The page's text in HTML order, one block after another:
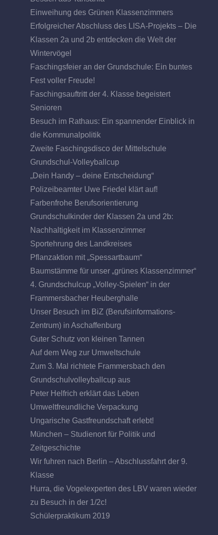
Einweihung des Grünen Klassenzimmers
Erfolgreicher Abschluss des LISA-Projekts – Die
Klassen 2a und 2b entdecken die Welt der
Wintervögel
Faschingsfeier an der Grundschule: Ein buntes
Fest voller Freude!
Faschingsauftritt der 4. Klasse begeistert
Senioren
Besuch im Rathaus: Ein spannender Einblick in
die Kommunalpolitik
Zweite Faschingsdisco der Mittelschule
Grundschul-Volleyballcup
„Dein Handy – deine Entscheidung“
Polizeibeamter Uwe Friedel klärt auf!
Farbenfrohe Berufsorientierung
Grundschulkinder der Klassen 2a und 2b:
Nachhaltigkeit im Klassenzimmer
Sportehrung des Landkreises
Pflanzaktion mit „Spessartbaum“
Baumstämme für unser „grünes Klassenzimmer“
4. Grundschulcup „Volley-Spielen“ in der
Frammersbacher Heuberghalle
Unser Besuch im BiZ (Berufsinformations-
Zentrum) in Aschaffenburg
Guter Schutz von kleinen Tannen
Auf dem Weg zur Umweltschule
Zum 3. Mal richtete Frammersbach den
Grundschulvolleyballcup aus
Peter Helfrich erklärt das Leben
Umweltfreundliche Verpackung
Ungarische Gastfreundschaft erlebt!
München – Studienort für Politik und
Zeitgeschichte
Wir fuhren nach Berlin – Abschlussfahrt der 9.
Klasse
Hurra, die Vogelexperten des LBV waren wieder
zu Besuch in der 1/2c!
Schülerpraktikum 2019